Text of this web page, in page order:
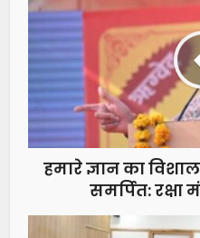
हमारे ज्ञान का
समर्पित: रक्षा